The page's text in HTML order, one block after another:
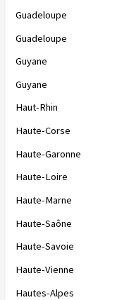
Guadeloupe
Guadeloupe
Guyane
Guyane
Haut-Rhin
Haute-Corse
Haute-Garonne
Haute-Loire
Haute-Marne
Haute-Saône
Haute-Savoie
Haute-Vienne
Hautes-Alpes